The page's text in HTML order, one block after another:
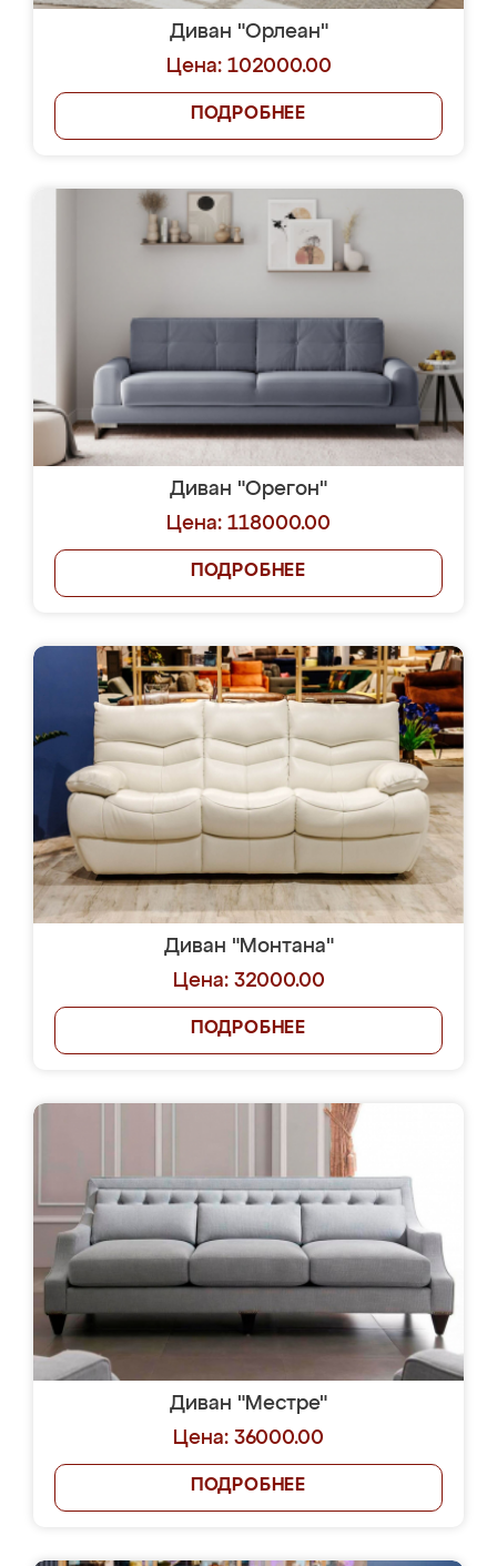
Диван "Орлеан"
Цена: 102000.00
ПОДРОБНЕЕ
Диван "Орегон"
Цена: 118000.00
ПОДРОБНЕЕ
Диван "Монтана"
Цена: 32000.00
ПОДРОБНЕЕ
Диван "Местре"
Цена: 36000.00
ПОДРОБНЕЕ